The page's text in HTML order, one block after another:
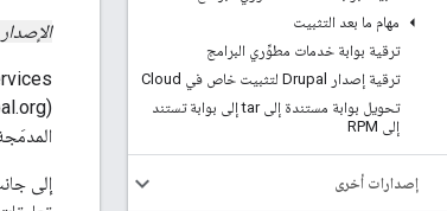
مهام ما بعد التثبيت
ترقية بوابة خدمات مطوِّري البرامج
ترقية إصدار Drupal لتثبيت خاص في Cloud
تحويل بوابة مستندة إلى tar إلى بوابة تستند
إلى RPM
إصدارات أخرى
الإصدار 4.18.01 من Edge الخاص بخدمة Private Cloud
إلى